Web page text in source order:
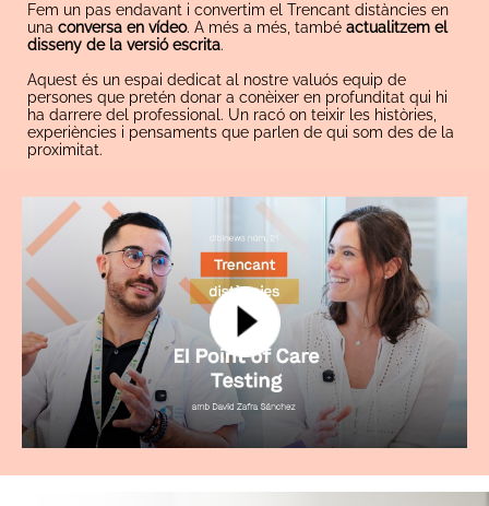
Fem un pas endavant i convertim el Trencant distàncies en
una conversa en vídeo. A més a més, també actualitzem el
disseny de la versió escrita.
Aquest és un espai dedicat al nostre valuós equip de
persones que pretén donar a conèixer en profunditat qui hi
ha darrere del professional. Un racó on teixir les històries,
experiències i pensaments que parlen de qui som des de la
proximitat.